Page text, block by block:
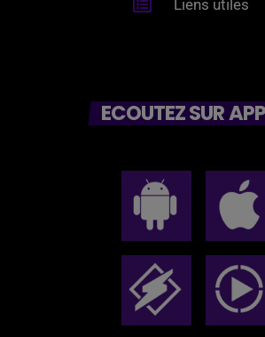
Liens utiles
ECOUTEZ SUR